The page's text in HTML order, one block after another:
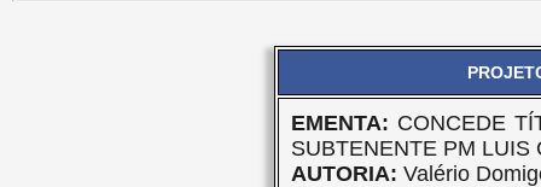
EMENTA: CONCEDE
SUBTENENTE PM LUIS
AUTORIA: Valério